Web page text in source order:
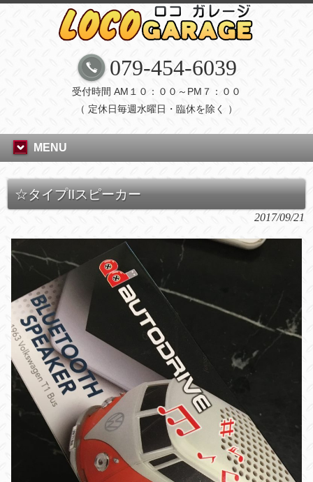
079-454-6039
受付時間 AM１０：００～PM７：００
（ 定休日毎週水曜日・臨休を除く ）
MENU
☆タイプIIスピーカー
2017/09/21